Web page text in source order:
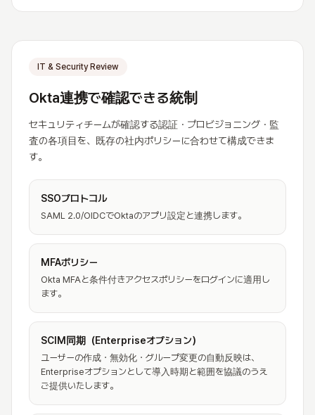
IT & Security Review
Okta連携で確認できる統制
セキュリティチームが確認する認証・プロビジョニング・監
査の各項目を、既存の社内ポリシーに合わせて構成できま
す。
SSOプロトコル
SAML 2.0/OIDCでOktaのアプリ設定と連携します。
MFAポリシー
Okta MFAと条件付きアクセスポリシーをログインに適用し
ます。
SCIM同期（Enterpriseオプション）
ユーザーの作成・無効化・グループ変更の自動反映は、
Enterpriseオプションとして導入時期と範囲を協議のうえ
ご提供いたします。